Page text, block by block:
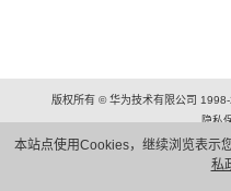
本站点使用Cookies，继续浏览表示
私
版权所有 © 华为技术有限公司
隐私